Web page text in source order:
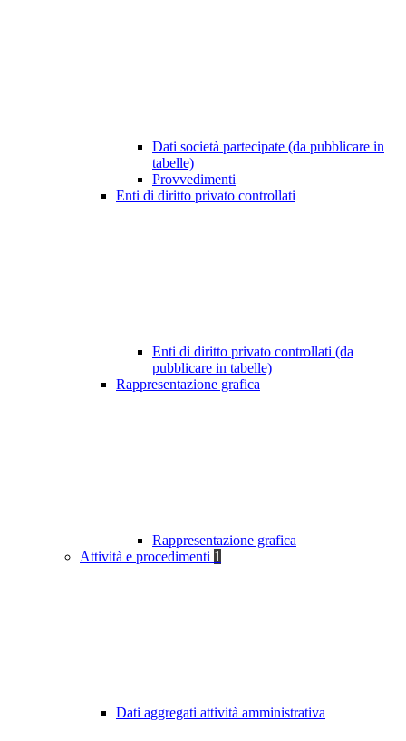
Dati società partecipate (da pubblicare in
tabelle)
Provvedimenti
Enti di diritto privato controllati
Enti di diritto privato controllati (da
pubblicare in tabelle)
Rappresentazione grafica
Rappresentazione grafica
Attività e procedimenti 1
Dati aggregati attività amministrativa